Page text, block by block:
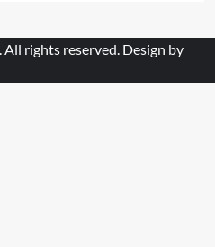
. All rights reserved. Design by